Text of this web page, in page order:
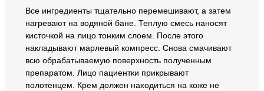
Все ингредиенты тщательно перемешивают, а затем
нагревают на водяной бане. Теплую смесь наносят
кисточкой на лицо тонким слоем. После этого
накладывают марлевый компресс. Снова смачивают
всю обрабатываемую поверхность полученным
препаратом. Лицо пациентки прикрывают
полотенцем. Крем должен находиться на коже не